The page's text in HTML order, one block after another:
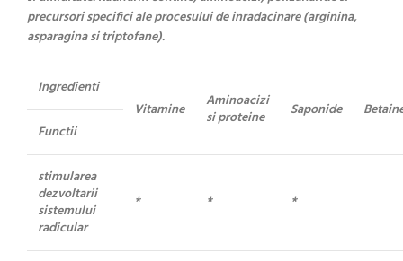
precursori specifici ale procesului de inradacinare (arginina,
asparagina si triptofane).
Ingredienti
Vitamine
Aminoacizi
si proteine
Saponide
Functii
stimularea
dezvoltarii
sistemului
radicular
* * *